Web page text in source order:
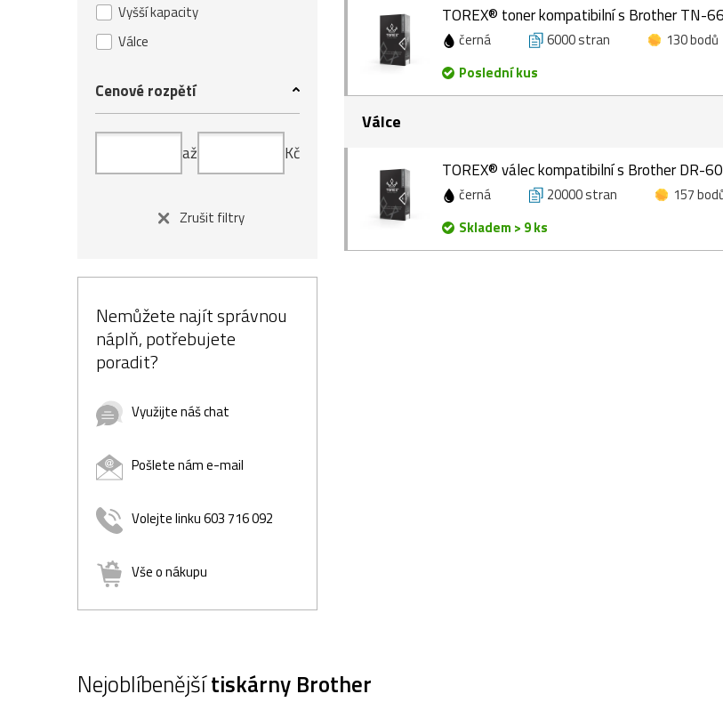
Vyšší kapacity
Válce
Cenové rozpětí
až Kč
Zrušit filtry
Nemůžete najít správnou
náplň, potřebujete
poradit?
Využijte náš chat
Pošlete nám e-mail
Volejte linku 603 716 092
Vše o nákupu
TOREX® toner kompatibilní s Brother TN-
černá 6000 stran
130 bodů
Poslední kus
Válce
TOREX® válec kompatibilní s Brother DR-
černá 20000 stran
157
Skladem > 9 ks
Nejoblíbenějšítiskárny Brother